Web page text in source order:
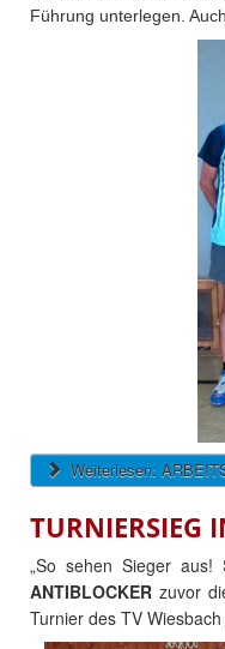
Führung unterlegen.
Weiterlesen:
TURNIERSIEG
„So sehen Sieger aus!
ANTIBLOCKER zuvor
Turnier des TV